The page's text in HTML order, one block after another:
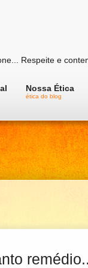
Respeite e
Nossa Ética
ética do blog